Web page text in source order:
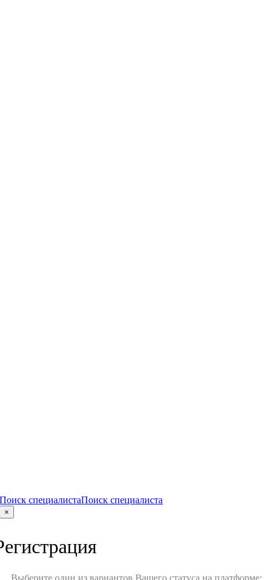
Поиск специалистаПоиск специалиста
×
Выберите один из вариантов Вашего статуса на платформе: